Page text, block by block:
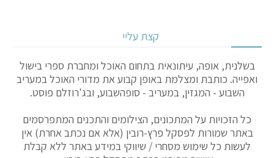
קצת עליי
בשלנית, אופה, עיתונאית בתחום האוכל ומחברת ספרי בישול
ואפייה. כותבת ומצלמת באופן קבוע את מדורי האוכל במעריב
השבוע - המגזין, במעריב - סופהשבוע, ובג'רוזלם פוסט.
כל הזכויות על המתכונים, הצילומים והתכנים המתפרסמים
באתר שמורות לפסקל פרץ-רובין (אלא אם נכתב אחרת) אין
לעשות כל שימוש מסחרי / שיווקי במידע באתר ללא קבלת